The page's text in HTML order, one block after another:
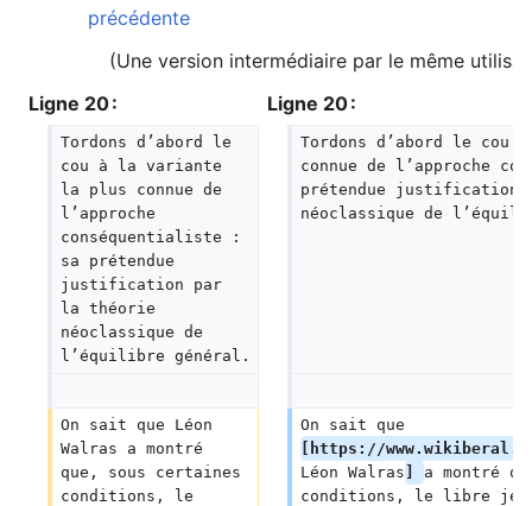
précédente
(Une version intermédiaire par le même
Ligne 20 :
Ligne 20 :
Tordons d’abord le
cou à la variante
la plus connue de
l’approche
conséquentialiste :
sa prétendue
justification par
la théorie
néoclassique de
l’équilibre général.
Tordons d’abord le
connue de l’approche
prétendue
néoclassique de
On sait que Léon
Walras a montré
que, sous certaines
conditions, le
On sait que
[https://
Léon Walras
a montré
conditions, le libre jeu